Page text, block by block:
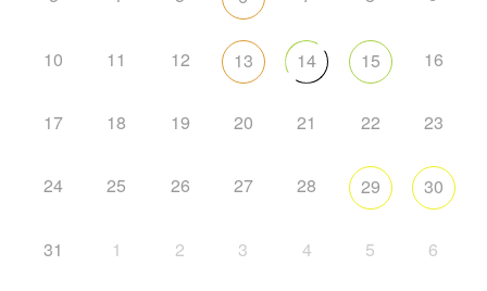
10 11 12 13 14 15 16
17 18 19 20 21 22 23
24 25 26 27 28 29 30
31 1 2 3 4 5 6